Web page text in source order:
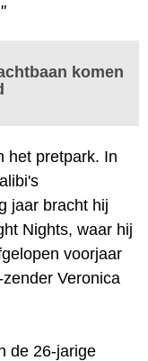
komen
het pretpark. In
jaar bracht hij
Nights, waar hij
voorjaar
Veronica
de 26-jarige